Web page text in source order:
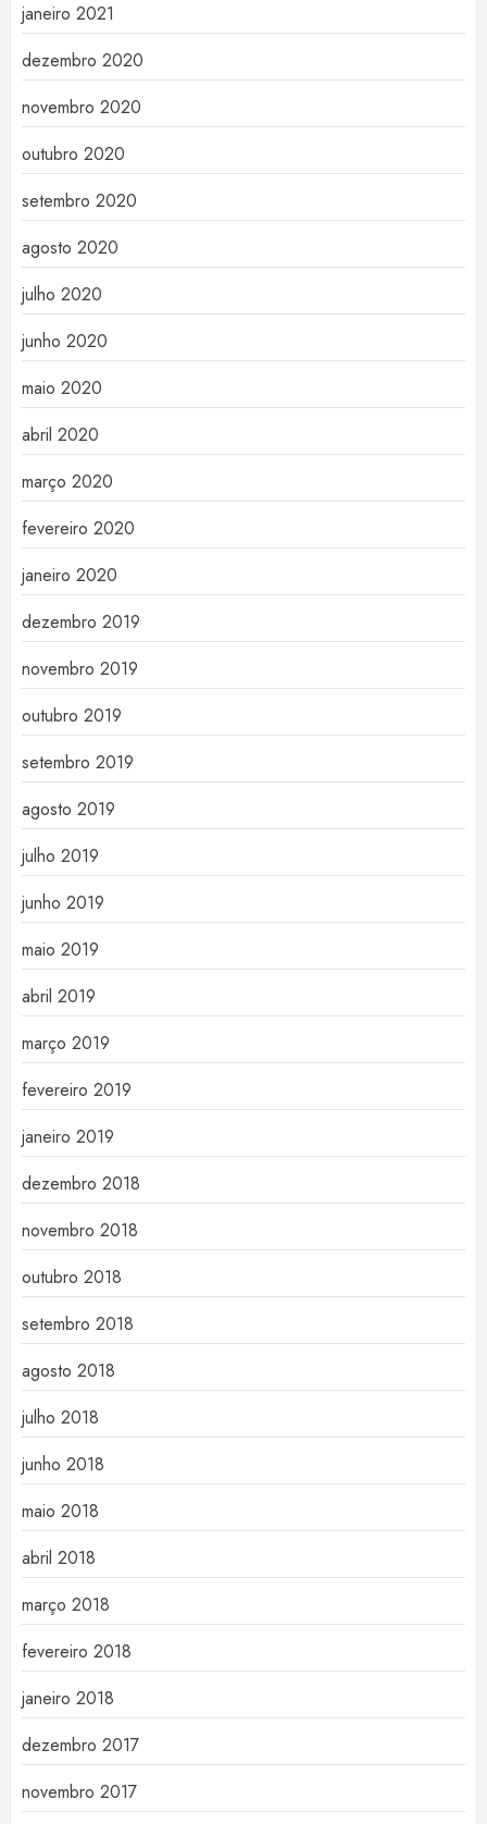
janeiro 2021
dezembro 2020
novembro 2020
outubro 2020
setembro 2020
agosto 2020
julho 2020
junho 2020
maio 2020
abril 2020
março 2020
fevereiro 2020
janeiro 2020
dezembro 2019
novembro 2019
outubro 2019
setembro 2019
agosto 2019
julho 2019
junho 2019
maio 2019
abril 2019
março 2019
fevereiro 2019
janeiro 2019
dezembro 2018
novembro 2018
outubro 2018
setembro 2018
agosto 2018
julho 2018
junho 2018
maio 2018
abril 2018
março 2018
fevereiro 2018
janeiro 2018
dezembro 2017
novembro 2017